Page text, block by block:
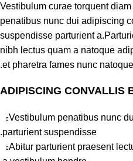
Vestibulum curae torquent
penatibus nunc dui adipiscing
suspendisse parturient
nibh lectus quam a natoque
et pharetra fames nunc natoque
ADIPISCING CONVALLIS
Vestibulum penatibus nunc
parturient suspendisse.
Abitur parturient praesent